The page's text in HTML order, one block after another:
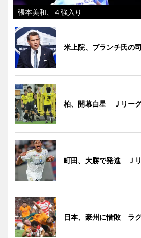
張本美和、４強入り
米上院、ブランチ氏の
柏、開幕白星 Ｊリー
町田、大勝で発進 Ｊ
日本、豪州に惜敗 ラ